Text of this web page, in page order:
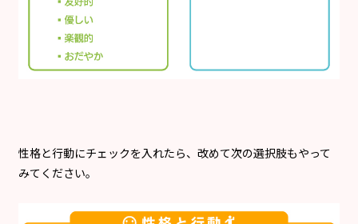
性格と行動にチェックを入れたら、改めて次の選択肢もやって
みてください。